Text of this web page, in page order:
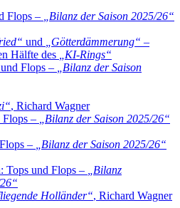
Flops –
Bilanz der Saison 2025/26“
“ und Götterdämmerung“ –
Hälfte des
KI-Rings“
Flops –
Bilanz der Saison
“, Richard Wagner
Flops –
Bilanz der Saison 2025/26“
–
Bilanz der Saison 2025/26“
Tops und Flops –
Bilanz
“
Holländer“, Richard Wagner